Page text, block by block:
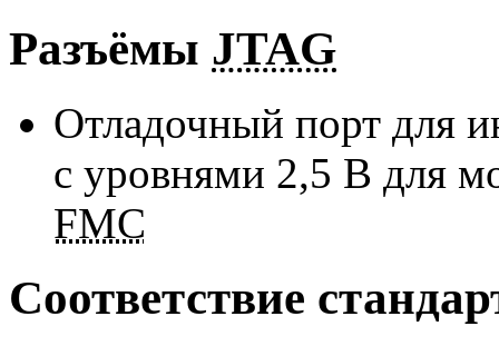
Разъёмы JTAG
Отладочный порт для
с уровнями 2,5 В для
FMC
Соответствие